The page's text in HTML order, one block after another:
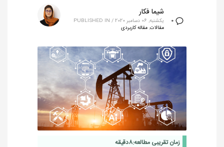
0
شیما فکار
یکشنبه, 06 دسامبر 2020 /
PUBLISHED IN
مقالات, مقاله کاربردی
زمان تقریبی مطالعه:8دقیقه